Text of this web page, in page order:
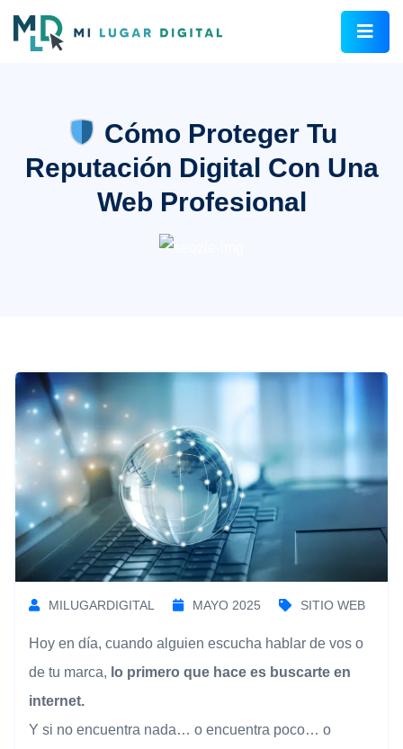
Cómo Proteger Tu
Reputación Digital Con Una
Web Profesional
MILUGARDIGITAL MAYO 2025 SITIO WEB
Hoy en día, cuando alguien escucha hablar de vos o
de tu marca, lo primero que hace es buscarte en
internet.
Y si no encuentra nada… o encuentra poco… o